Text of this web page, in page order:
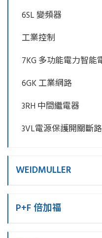
6SL 變頻器
工業控制
7KG 多功能電力智能
6GK 工業網路
3RH 中間繼電器
3VL電源保護開關斷
WEIDMULLER
P+F 倍加福